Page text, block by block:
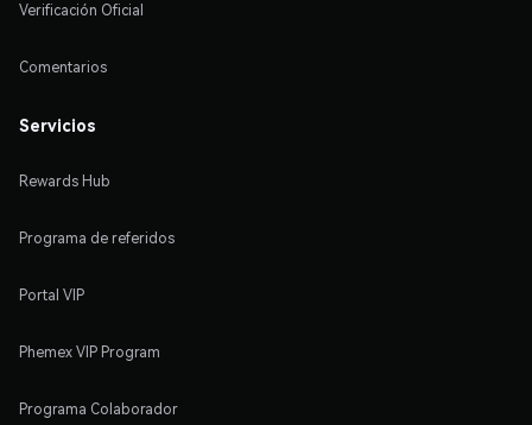
Verificación Oficial
Comentarios
Servicios
Rewards Hub
Programa de referidos
Portal VIP
Phemex VIP Program
Programa Colaborador